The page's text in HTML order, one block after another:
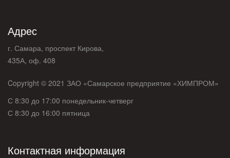
Адрес
г. Самара, проспект Кирова,
435А, оф. 408
Copyright © 2021 ЗАО «Самарское предприятие «ХИМПРОМ»
С 8:30 до 17:00 понедельник-четверг
С 8:30 до 16:00 пятница
Контактная информация